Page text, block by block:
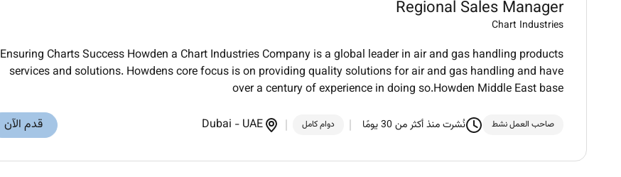
Regional Sales Manager
Chart Industries
Ensuring Charts Success Howden a Chart Industries Company is a global leader in air and gas handling products
services and solutions. Howdens core focus is on providing quality solutions for air and gas handling and have
over a century of experience in doing so.Howden Middle East base
صاحب العمل نشط نُشرت منذ أكثر من 30 يومًا دوام كامل Dubai - UAE قدم الآن